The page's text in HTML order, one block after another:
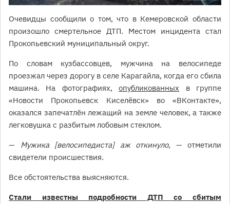
Очевидцы сообщили о том, что в Кемеровской области
произошло смертельное ДТП. Местом инцидента стал
Прокопьевский муниципальный округ.
По словам кузбассовцев, мужчина на велосипеде
проезжал через дорогу в селе Карагайла, когда его сбила
машина. На фотографиях,опубликованных в группе
«Новости Прокопьевск Киселёвск» во «ВКонтакте»,
оказался запечатлён лежащий на земле человек, а также
легковушка с разбитым лобовым стеклом.
— Мужика [велосипедиста] аж откинуло, — отметили
свидетели происшествия.
Все обстоятельства выясняются.
Стали известны подробности ДТП со сбитым